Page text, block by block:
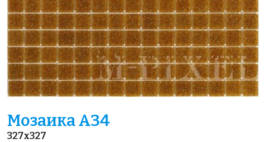
Мозаика A34
327x327